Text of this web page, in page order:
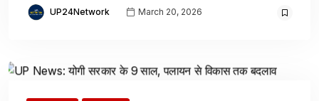
UP24Network March 20, 2026